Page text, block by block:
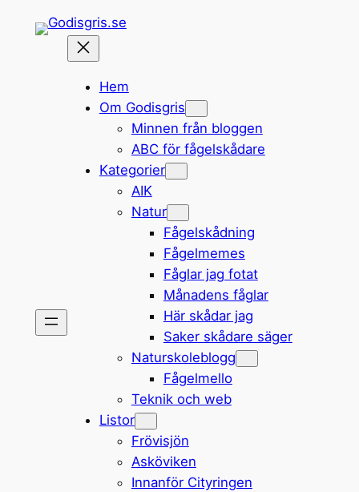
Hem
Om Godisgris
Minnen från bloggen
ABC för fågelskådare
Kategorier
AIK
Natur
Fågelskådning
Fågelmemes
Fåglar jag fotat
Månadens fåglar
Här skådar jag
Saker skådare säger
Naturskoleblogg
Fågelmello
Teknik och web
Listor
Frövisjön
Asköviken
Innanför Cityringen